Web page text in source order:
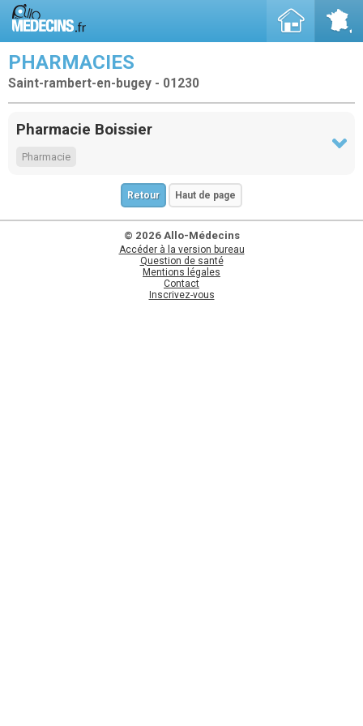
PHARMACIES
Saint-rambert-en-bugey - 01230
Pharmacie Boissier
Pharmacie
Retour Haut de page
© 2026 Allo-Médecins
Accéder à la version bureau
Question de santé
Mentions légales
Contact
Inscrivez-vous